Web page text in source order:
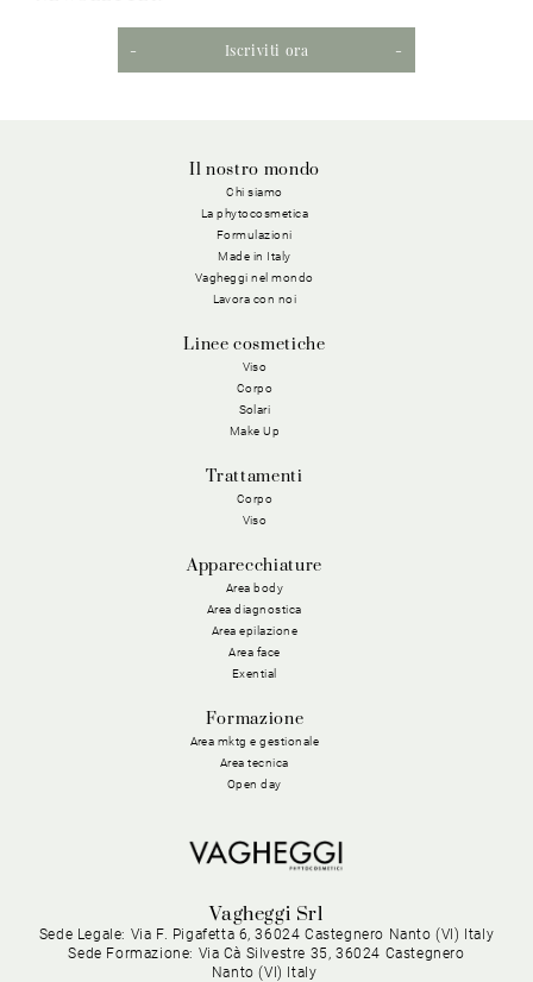
Iscriviti ora
Il nostro mondo
Chi siamo
La phytocosmetica
Formulazioni
Made in Italy
Vagheggi nel mondo
Lavora con noi
Linee cosmetiche
Viso
Corpo
Solari
Make Up
Trattamenti
Corpo
Viso
Apparecchiature
Area body
Area diagnostica
Area epilazione
Area face
Exential
Formazione
Area mktg e gestionale
Area tecnica
Open day
Vagheggi Srl
Sede Legale: Via F. Pigafetta 6, 36024 Castegnero Nanto (VI) Italy
Sede Formazione: Via Cà Silvestre 35, 36024 Castegnero
Nanto (VI) Italy